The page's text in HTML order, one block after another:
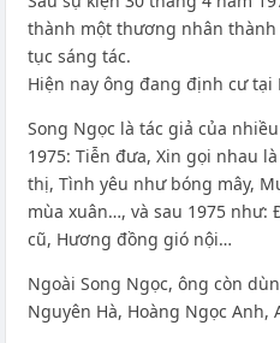
thành một thương nhân
tục sáng tác.
Hiện nay ông đang định cư tại
Song Ngọc là tác giả của
1975: Tiễn đưa, Xin gọi nhau
thị, Tình yêu như bóng mây,
mùa xuân…, và sau 1975 như:
cũ, Hương đồng gió nội…
Ngoài Song Ngọc, ông còn
Nguyên Hà, Hoàng Ngọc Anh,